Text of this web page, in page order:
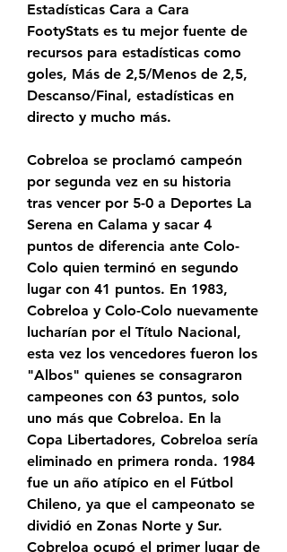
Estadísticas Cara a Cara
FootyStats es tu mejor fuente de
recursos para estadísticas como
goles, Más de 2,5/Menos de 2,5,
Descanso/Final, estadísticas en
directo y mucho más.
Cobreloa se proclamó campeón
por segunda vez en su historia
tras vencer por 5-0 a Deportes La
Serena en Calama y sacar 4
puntos de diferencia ante Colo-
Colo quien terminó en segundo
lugar con 41 puntos. En 1983,
Cobreloa y Colo-Colo nuevamente
lucharían por el Título Nacional,
esta vez los vencedores fueron los
"Albos" quienes se consagraron
campeones con 63 puntos, solo
uno más que Cobreloa. En la
Copa Libertadores, Cobreloa sería
eliminado en primera ronda. 1984
fue un año atípico en el Fútbol
Chileno, ya que el campeonato se
dividió en Zonas Norte y Sur.
Cobreloa ocupó el primer lugar de